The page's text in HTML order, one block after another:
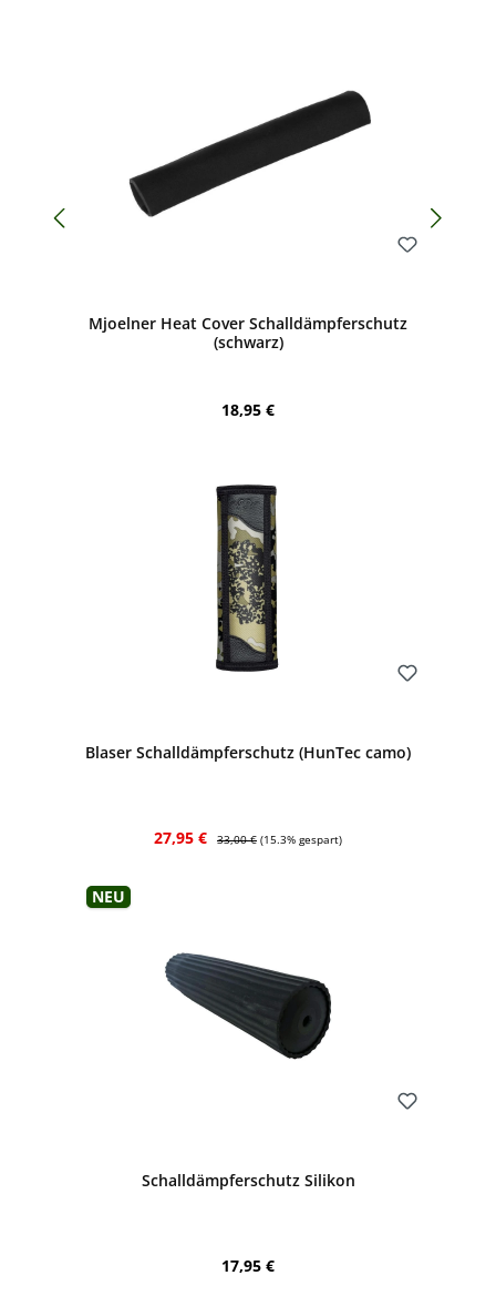
Mjoelner Heat Cover Schalldämpferschutz
(schwarz)
Regulärer Preis:
18,95 €
Blaser Schalldämpferschutz (HunTec camo)
Verkaufspreis:
27,95 € Regulärer Preis:
33,00 € (15.3% gespart)
Neu
Schalldämpferschutz Silikon
Regulärer Preis:
17,95 €